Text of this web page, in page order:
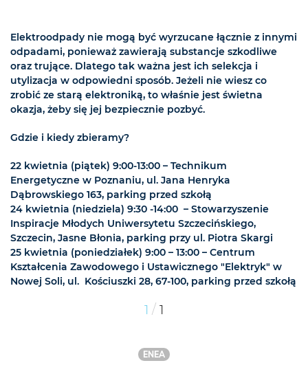
Elektroodpady nie mogą być wyrzucane łącznie z innymi
odpadami, ponieważ zawierają substancje szkodliwe
oraz trujące. Dlatego tak ważna jest ich selekcja i
utylizacja w odpowiedni sposób. Jeżeli nie wiesz co
zrobić ze starą elektroniką, to właśnie jest świetna
okazja, żeby się jej bezpiecznie pozbyć.
Gdzie i kiedy zbieramy?
22 kwietnia (piątek) 9:00-13:00 – Technikum
Energetyczne w Poznaniu, ul. Jana Henryka
Dąbrowskiego 163, parking przed szkołą
24 kwietnia (niedziela) 9:30 -14:00 – Stowarzyszenie
Inspiracje Młodych Uniwersytetu Szczecińskiego,
Szczecin, Jasne Błonia, parking przy ul. Piotra Skargi
25 kwietnia (poniedziałek) 9:00 – 13:00 – Centrum
Kształcenia Zawodowego i Ustawicznego "Elektryk" w
Nowej Soli, ul. Kościuszki 28, 67-100, parking przed szkołą
1 / 1
ENEA